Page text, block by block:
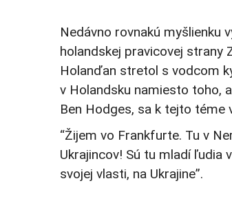
Nedávno rovnakú myšlienku
holandskej pravicovej strany
Holanďan stretol s vodcom
v Holandsku namiesto toho,
Ben Hodges, sa k tejto téme
“Žijem vo Frankfurte. Tu v
Ukrajincov! Sú tu mladí ľudia
svojej vlasti, na Ukrajine”.